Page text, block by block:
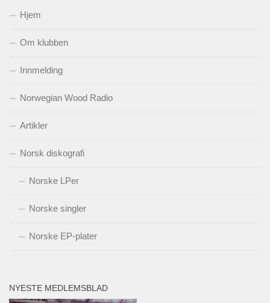
Hjem
Om klubben
Innmelding
Norwegian Wood Radio
Artikler
Norsk diskografi
Norske LPer
Norske singler
Norske EP-plater
NYESTE MEDLEMSBLAD